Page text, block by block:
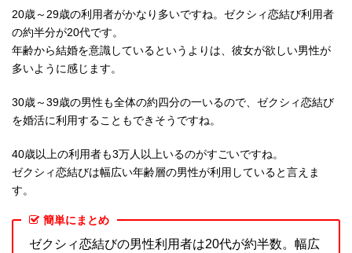
20歳～29歳の利用者がかなり多いですね。ゼクシィ恋結び利用者
の約半分が20代です。
年齢から結婚を意識しているというよりは、彼女が欲しい男性が
多いように感じます。
30歳～39歳の男性も全体の約四分の一いるので、ゼクシィ恋結び
を婚活に利用することもできそうですね。
40歳以上の利用者も3万人以上いるのがすごいですね。
ゼクシィ恋結びは幅広い年齢層の男性が利用していると言えま
す。
簡単にまとめ
ゼクシィ恋結びの男性利用者は20代が約半数。幅広